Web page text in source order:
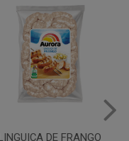
QUEIJO MUSSARELA